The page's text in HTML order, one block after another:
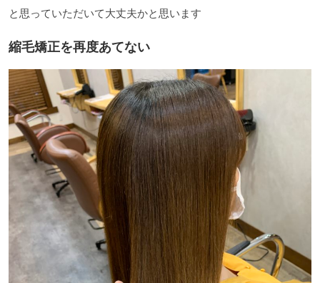
と思っていただいて大丈夫かと思います
縮毛矯正を再度あてない